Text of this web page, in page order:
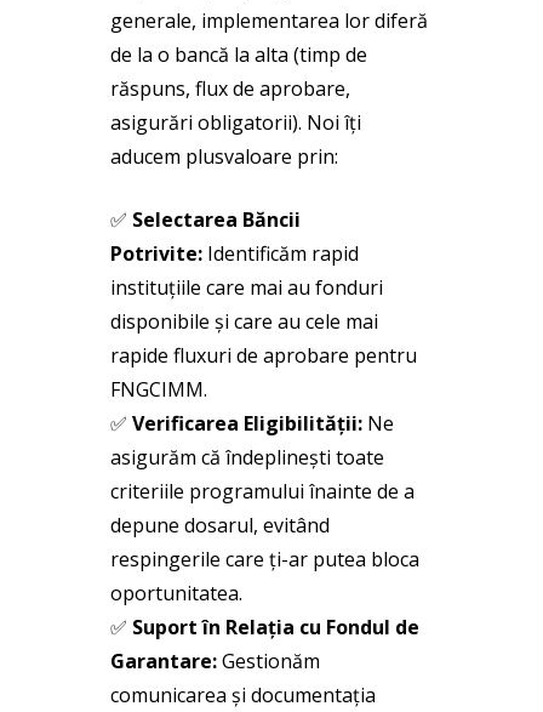
generale, implementarea lor diferă
de la o bancă la alta (timp de
răspuns, flux de aprobare,
asigurări obligatorii). Noi îți
aducem plusvaloare prin:
✅ Selectarea Băncii
Potrivite:Identificăm rapid
instituțiile care mai au fonduri
disponibile și care au cele mai
rapide fluxuri de aprobare pentru
FNGCIMM.
✅ Verificarea Eligibilității:Ne
asigurăm că îndeplinești toate
criteriile programului înainte de a
depune dosarul, evitând
respingerile care ți-ar putea bloca
oportunitatea.
✅ Suport în Relația cu Fondul de
Garantare:Gestionăm
comunicarea și documentația